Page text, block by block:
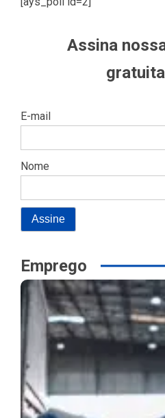
Assina
E-mail
Nome
Emprego